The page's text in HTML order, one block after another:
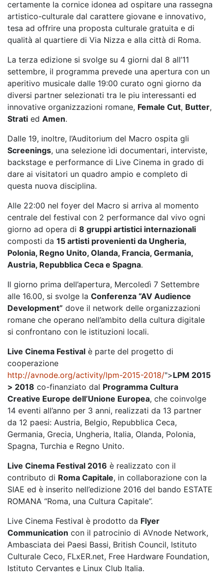
certamente la cornice idonea ad ospitare una rassegna
artistico-culturale dal carattere giovane e innovativo,
tesa ad offrire una proposta culturale gratuita e di
qualità al quartiere di Via Nizza e alla città di Roma.
La terza edizione si svolge su 4 giorni dal 8 all’11
settembre, il programma prevede una apertura con un
aperitivo musicale dalle 19:00 curato ogni giorno da
diversi partner selezionati tra le piu interessanti ed
innovative organizzazioni romane, Female Cut, Butter,
Strati ed Amen.
Dalle 19, inoltre, l’Auditorium del Macro ospita gli
Screenings, una selezione ìdi documentari, interviste,
backstage e performance di Live Cinema in grado di
dare ai visitatori un quadro ampio e completo di
questa nuova disciplina.
Alle 22:00 nel foyer del Macro si arriva al momento
centrale del festival con 2 performance dal vivo ogni
giorno ad opera di 8 gruppi artistici internazionali
composti da 15 artisti provenienti da Ungheria,
Polonia, Regno Unito, Olanda, Francia, Germania,
Austria, Repubblica Ceca e Spagna.
Il giorno prima dell’apertura, Mercoledì 7 Settembre
alle 16.00, si svolge la Conferenza “AV Audience
Development” dove il network delle organizzazioni
romane che operano nell’ambito della cultura digitale
si confrontano con le istituzioni locali.
Live Cinema Festival è parte del progetto di
cooperazione
http://avnode.org/activity/lpm-2015-2018/">LPM 2015
> 2018 co-finanziato dal Programma Cultura
Creative Europe dell’Unione Europea, che coinvolge
14 eventi all’anno per 3 anni, realizzati da 13 partner
da 12 paesi: Austria, Belgio, Repubblica Ceca,
Germania, Grecia, Ungheria, Italia, Olanda, Polonia,
Spagna, Turchia e Regno Unito.
Live Cinema Festival 2016 è realizzato con il
contributo di Roma Capitale, in collaborazione con la
SIAE ed è inserito nell’edizione 2016 del bando ESTATE
ROMANA “Roma, una Cultura Capitale”.
Live Cinema Festival è prodotto da Flyer
Communication con il patrocinio di AVnode Network,
Ambasciata dei Paesi Bassi, British Council, Istituto
Culturale Ceco, FLxER.net, Free Hardware Foundation,
Istituto Cervantes e Linux Club Italia.